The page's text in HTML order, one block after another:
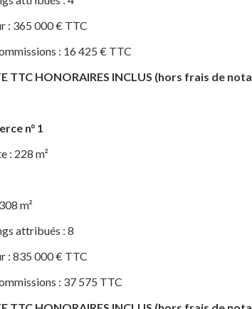
: 365 000 € TTC
: 16 425 € TTC
TTC HONORAIRES INCLUS (hors frais de
n° 1
: 228 m²
m²
attribués : 8
: 835 000 € TTC
: 37 575 TTC